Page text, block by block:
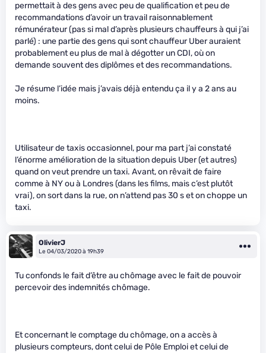
permettait à des gens avec peu de qualification et peu de
recommandations d’avoir un travail raisonnablement
rémunérateur (pas si mal d’après plusieurs chauffeurs à qui j’ai
parlé) : une partie des gens qui sont chauffeur Uber auraient
probablement eu plus de mal à dégotter un CDI, où on
demande souvent des diplômes et des recommandations.
Je résume l’idée mais j’avais déjà entendu ça il y a 2 ans au
moins.
Utilisateur de taxis occasionnel, pour ma part j’ai constaté
l’énorme amélioration de la situation depuis Uber (et autres)
quand on veut prendre un taxi. Avant, on rêvait de faire
comme à NY ou à Londres (dans les films, mais c’est plutôt
vrai), on sort dans la rue, on n’attend pas 30 s et on choppe un
taxi.
OlivierJ
Le 04/03/2020 à 19h39
Tu confonds le fait d’être au chômage avec le fait de pouvoir
percevoir des indemnités chômage.
Et concernant le comptage du chômage, on a accès à
plusieurs compteurs, dont celui de Pôle Emploi et celui de